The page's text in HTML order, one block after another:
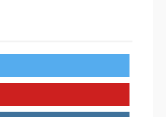
ÚLTIMA HORA
operaciones de carga
Aeropuerto de